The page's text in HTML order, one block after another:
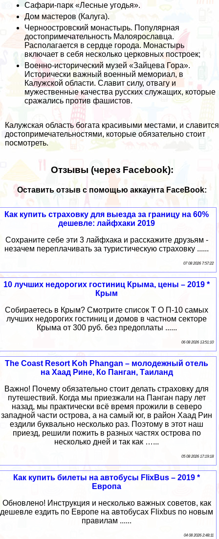
Сафари-парк «Лесные угодья».
Дом мастеров (Калуга).
Черноостровский монастырь. Популярная
достопримечательность Малоярославца.
Располагается в сердце города. Монастырь
включает в себя несколько церковных построек;
Военно-исторический музей «Зайцева Гора».
Исторически важный военный мемориал, в
Калужской области. Славит силу, отвагу и
мужественные качества русских служащих, которые
сражались против фашистов.
Калужская область богата красивыми местами, и славится
достопримечательностями, которые обязательно стоит
посмотреть.
Отзывы (через Facebook):
Оставить отзыв с помощью аккаунта FaceBook:
Как купить страховку для выезда за границу на 60%
дешевле: лайфхаки 2019
Сохраните себе эти 3 лайфхака и расскажите друзьям -
незачем переплачивать за туристическую страховку ......
07 08 2026 7:57:22
10 лучших недорогих гостиниц Крыма, цены – 2019 *
Крым
Собираетесь в Крым? Смотрите список Т О П-10 самых
лучших недорогих гостиниц и домов в частном секторе
Крыма от 300 руб. без предоплаты ......
06 08 2026 13:51:10
The Coast Resort Koh Phangan – молодежный отель
на Хаад Рине, Ко Панган, Таиланд
Важно! Почему обязательно стоит делать страховку для
путешествий. Когда мы приезжали на Панган пару лет
назад, мы практически всё время прожили в северо
западной части острова, а на самый юг, в район Хаад Рин
ездили буквально несколько раз. Поэтому в этот наш
приезд, решили пожить в разных частях острова по
несколько дней и так как …...
05 08 2026 17:19:18
Как купить билеты на автобусы FlixBus – 2019 *
Европа
Обновлено! Инструкция и несколько важных советов, как
дешевле ездить по Европе на автобусах Flixbus по новым
правилам ......
04 08 2026 2:48:11